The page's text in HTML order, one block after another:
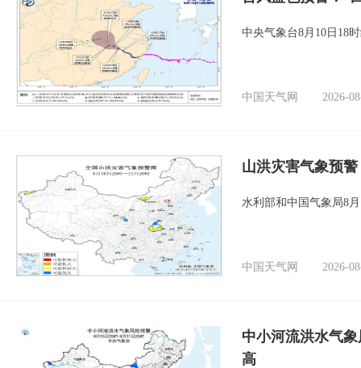
中央气象台8月10日18
中国天气网 2026-
山洪灾害气象预
水利部和中国气象局8
中国天气网 2026-
中小河流洪水气
高